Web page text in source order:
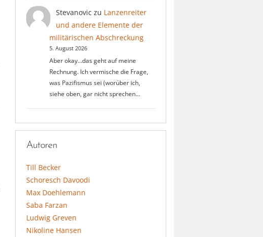
Stevanovic zu Lanzenreiter
und andere Elemente der
militärischen Abschreckung
5. August 2026
Aber okay...das geht auf meine
Rechnung. Ich vermische die Frage,
was Pazifismus sei (worüber ich,
siehe oben, gar nicht sprechen…
Autoren
Till Becker
Schoresch Davoodi
Max Doehlemann
Saba Farzan
Ludwig Greven
Nikoline Hansen